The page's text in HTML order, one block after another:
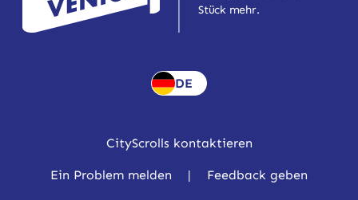
Stück mehr.
DE
CityScrolls kontaktieren
Ein Problem melden | Feedback geben